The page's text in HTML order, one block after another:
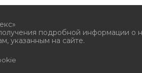
подробной информации о
указанным на сайте.